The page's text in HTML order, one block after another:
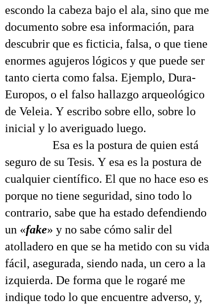
escondo la cabeza bajo el ala, sino que me
documento sobre esa información, para
descubrir que es ficticia, falsa, o que tiene
enormes agujeros lógicos y que puede ser
tanto cierta como falsa. Ejemplo, Dura-
Europos, o el falso hallazgo arqueológico
de Veleia. Y escribo sobre ello, sobre lo
inicial y lo averiguado luego.
Esa es la postura de quien está
seguro de su Tesis. Y esa es la postura de
cualquier científico. El que no hace eso es
porque no tiene seguridad, sino todo lo
contrario, sabe que ha estado defendiendo
un «fake» y no sabe cómo salir del
atolladero en que se ha metido con su vida
fácil, asegurada, siendo nada, un cero a la
izquierda. De forma que le rogaré me
indique todo lo que encuentre adverso, y,